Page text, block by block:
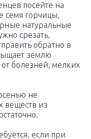
посейте на
семя горчицы,
натуральные
срезать,
обратно в
землю
болезней, мелких
не
веществ из
если при